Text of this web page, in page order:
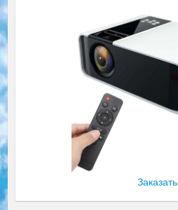
Заказать